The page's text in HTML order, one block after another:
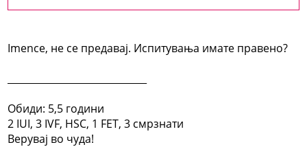
Imence, не се предавај. Испитувања имате правено?
Обиди: 5,5 години
2 IUI, 3 IVF, HSC, 1 FET, 3 смрзнати
Верувај во чуда!